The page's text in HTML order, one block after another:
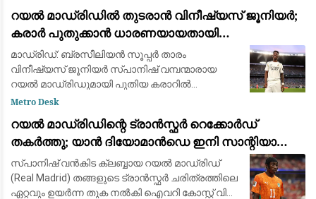
റയൽ മാഡ്രിഡിൽ തുടരാൻ വിനീഷ്യസ് ജൂനിയർ;
കരാർ പുതുക്കാൻ ധാരണയായതായി
ഫാബ്രിസിയോ റൊമാനോയും ദ അത്‌ലറ്റിക്കും
മാഡ്രിഡ്: ബ്രസീലിയൻ സൂപ്പർ താരം
വിനീഷ്യസ് ജൂനിയർ സ്പാനിഷ് വമ്പന്മാരായ
റയൽ മാഡ്രിഡുമായി പുതിയ കരാറിൽ
ഒപ്പുവെക്കാൻ ഒരുങ്ങുന്നു. പ്രമുഖ ട്രാൻസ്ഫർ
റൊമാനോയും 'ദ അത്‌ലറ്റികു'മാണ
Metro Desk
റയൽ മാഡ്രിഡിന്റെ ട്രാൻസ്ഫർ റെക്കോർഡ്
തകർത്തു; യാൻ ദിയോമാൻഡെ ഇനി സാന്റിയാഗോ
ബെർണബ്യൂവിൽ
സ്പാനിഷ് വൻകിട ക്ലബ്ബായ റയൽ മാഡ്രിഡ്
(Real Madrid) തങ്ങളുടെ ട്രാൻസ്ഫർ ചരിത്രത്തിലെ
ഏറ്റവും ഉയർന്ന തുക നൽകി ഐവറി കോസ്റ്റ് വിങ്